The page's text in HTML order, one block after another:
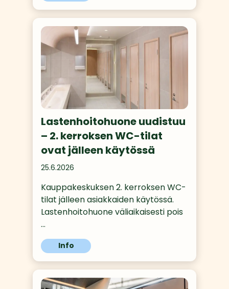
Lastenhoitohuone uudistuu
– 2. kerroksen WC-tilat
ovat jälleen käytössä
25.6.2026
Kauppakeskuksen 2. kerroksen WC-
tilat jälleen asiakkaiden käytössä.
Lastenhoitohuone väliaikaisesti pois
…
Info